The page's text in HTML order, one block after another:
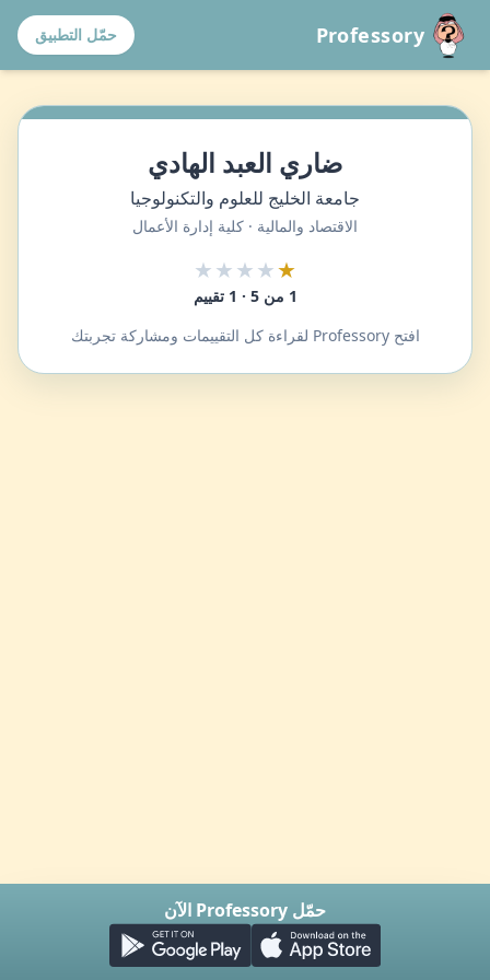
Professory حمّل التطبيق
ضاري العبد الهادي
جامعة الخليج للعلوم والتكنولوجيا
الاقتصاد والمالية · كلية إدارة الأعمال
★
★★★★
1 من 5 · 1 تقييم
افتح Professory لقراءة كل التقييمات ومشاركة تجربتك
حمّل Professory الآن